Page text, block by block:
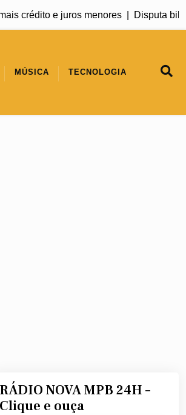
e juros menores |Disputa bilionária
MÚSICA TECNOLOGIA
RÁDIO NOVA MPB 24H –
Clique e ouça